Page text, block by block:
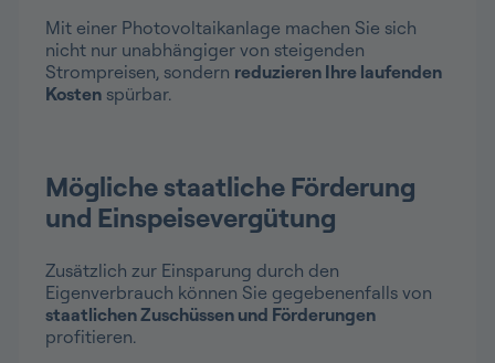
Mit einer Photovoltaikanlage machen Sie sich
nicht nur unabhängiger von steigenden
Strompreisen, sondern reduzieren Ihre laufenden
Kosten spürbar.
Mögliche staatliche Förderung
und Einspeisevergütung
Zusätzlich zur Einsparung durch den
Eigenverbrauch können Sie gegebenenfalls von
staatlichen Zuschüssen und Förderungen
profitieren.